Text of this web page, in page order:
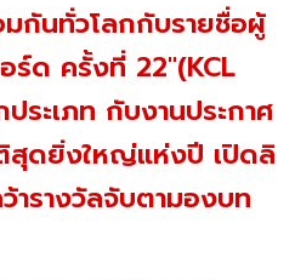
มกันทั่วโลกกับรายชื่อผู้
ร์ด ครั้งที่ 22"(KCL
ระเภท กับงานประกาศ
สุดยิ่งใหญ่แห่งปี เปิดลิ
ารางวัลจับตามองบท